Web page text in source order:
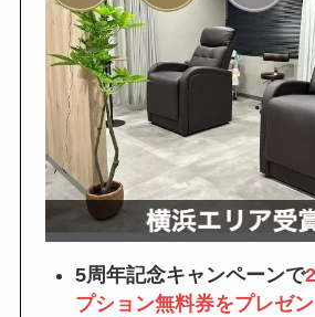
5周年記念キャンペーンで
プション無料券をプレゼ